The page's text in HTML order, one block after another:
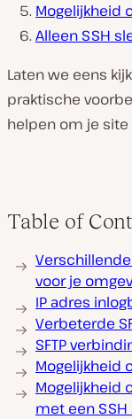
Mogelijkheid
Alleen SSH
Laten we eens
praktische
helpen om je
Table of
Verschillende
voor je
IP adres
Verbeterde
SFTP
Mogelijkheid
Mogelijkheid
met een